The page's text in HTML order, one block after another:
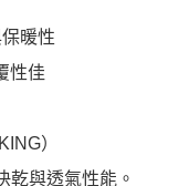
暖性
性佳
）
乾與透氣性能。